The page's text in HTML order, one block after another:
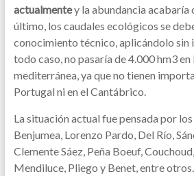
actualmentey la abundancia acabaría
último, los caudales ecológicos se
conocimiento técnico, aplicándolo sin
todo caso, no pasaría de 4.000 hm3 en
mediterránea, ya que no tienen
Portugal ni en el Cantábrico.
La situación actual fue pensada por
Benjumea, Lorenzo Pardo, Del Río,
Clemente Sáez, Peña Boeuf,
Mendiluce, Pliego y Benet, entre